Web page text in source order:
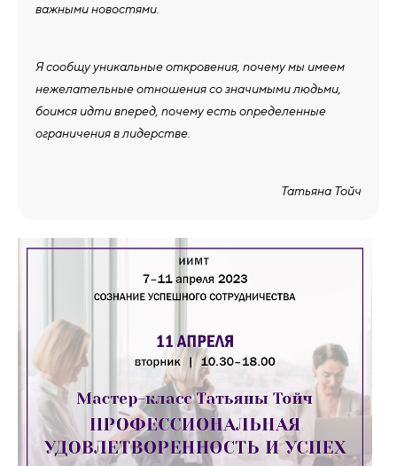
важными новостями.
Я сообщу уникальные откровения, почему мы имеем
нежелательные отношения со значимыми людьми,
боимся идти вперед, почему есть определенные
ограничения в лидерстве.
Татьяна Тойч